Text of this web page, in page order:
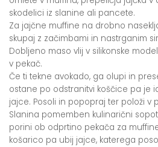
skodelici iz slanine ali pancete.
Za jajčne muffine na drobno
skupaj z začimbami in nastrganim
Dobljeno maso vlij v silikonske
v pekač.
Če ti tekne avokado, ga olupi in
ostane po odstranitvi koščice pa je
jajce. Posoli in popopraj ter položi v
Slanina pomemben kulinarični
porini ob odprtino pekača za
košarico pa ubij jajce, katerega